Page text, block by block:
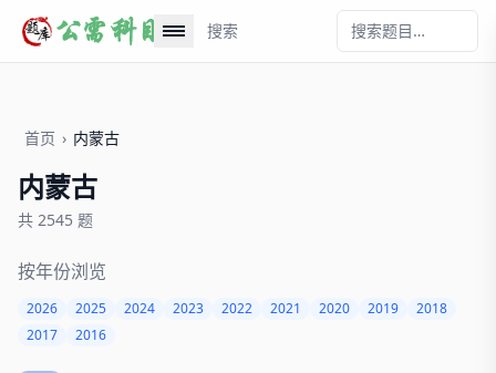
搜索
首页 › 内蒙古
内蒙古
共 2545 题
按年份浏览
2026 2025 2024 2023 2022 2021 2020 2019
2018
2017
2016